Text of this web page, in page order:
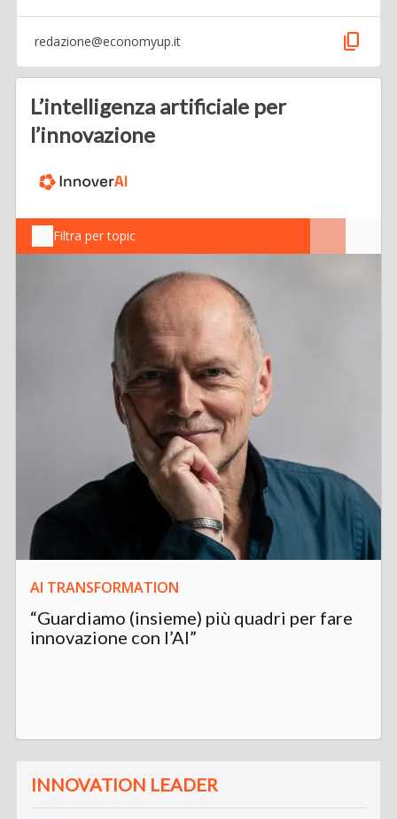
redazione@economyup.it content_copy
L’intelligenza artificiale per
l’innovazione
Filtra per topic
AI TRANSFORMATION
“Guardiamo (insieme) più quadri per fare
innovazione con l’AI”
INNOVATION LEADER